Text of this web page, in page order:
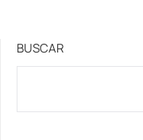
BUSCAR